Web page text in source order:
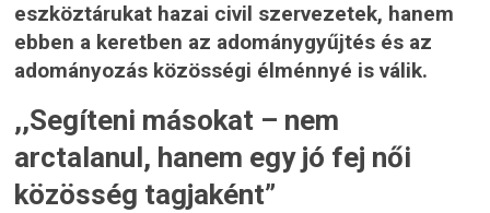
eszköztárukat hazai civil szervezetek, hanem
ebben a keretben az adománygyűjtés és az
adományozás közösségi élménnyé is válik.
,,Segíteni másokat – nem
arctalanul, hanem egy jó fej női
közösség tagjaként”